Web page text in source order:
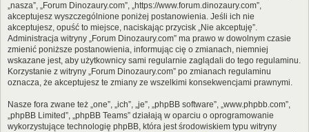
„nasza”, „Forum Dinozaury.com”, „https://www.forum.dinozaury.com”,
akceptujesz wyszczególnione poniżej postanowienia. Jeśli ich nie
akceptujesz, opuść to miejsce, naciskając przycisk „Nie akceptuję”.
Administracja witryny „Forum Dinozaury.com” ma prawo w dowolnym czasie
zmienić poniższe postanowienia, informując cię o zmianach, niemniej
wskazane jest, aby użytkownicy sami regularnie zaglądali do tego regulaminu.
Korzystanie z witryny „Forum Dinozaury.com” po zmianach regulaminu
oznacza, że akceptujesz te zmiany ze wszelkimi konsekwencjami prawnymi.
Nasze fora zwane też „one”, „ich”, „je”, „phpBB software”, „www.phpbb.com”,
„phpBB Limited”, „phpBB Teams” działają w oparciu o oprogramowanie
wykorzystujące technologię phpBB, która jest środowiskiem typu witryny